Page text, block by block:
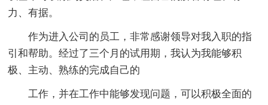
力、有据。
作为进入公司的员工，非常感谢领导对我入职的指
引和帮助。经过了三个月的试用期，我认为我能够积
极、主动、熟练的完成自己的
工作，并在工作中能够发现问题，可以积极全面的